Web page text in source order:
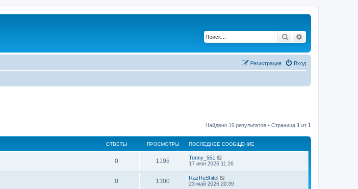
Поиск
Вход
Регистрация
Найдено 16 результатов • Страница 1 из 1
ОТВЕТЫ ПРОСМОТРЫ ПОСЛЕДНЕЕ СООБЩЕНИЕ
0 1195
Tonny_551
17 июн 2026 11:26
0 1300
RazRuShitel
23 май 2026 20:39